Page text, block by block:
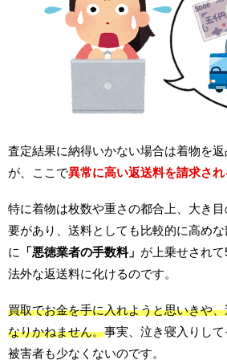
査定結果に納得いかない場合は着物を
が、ここで異常に高い返送料を請求され
特に着物は枚数や重さの都合上、大き
要があり、送料としても比較的に高め
に
「悪徳業者の手数料」 が上乗せされ
法外な返送料に化けるのです。
買取でお金を手に入れようと思いきや
なりかねません。事実、泣き寝入りし
被害者も少なくないのです。